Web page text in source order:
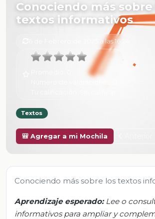
Conociendo más sobre
textos informativos
6 de Febrero de 2025 a las 16:24
Textos
🎒 Agregar a mi Mochila
Conociendo más sobre los textos
Aprendizaje esperado: Lee o
informativos para ampliar y